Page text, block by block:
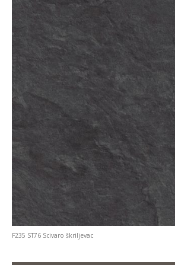
F235 ST76 Scivaro škriljevac